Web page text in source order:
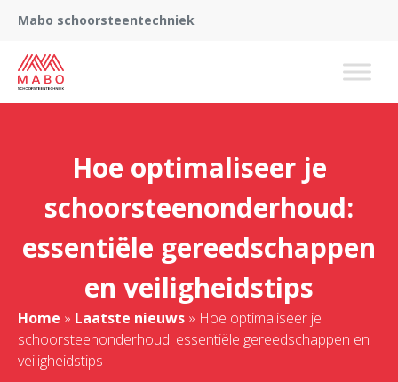
Mabo schoorsteentechniek
Hoe optimaliseer je
schoorsteenonderhoud:
essentiële gereedschappen
en veiligheidstips
Home » Laatste nieuws » Hoe optimaliseer je
schoorsteenonderhoud: essentiële gereedschappen en
veiligheidstips